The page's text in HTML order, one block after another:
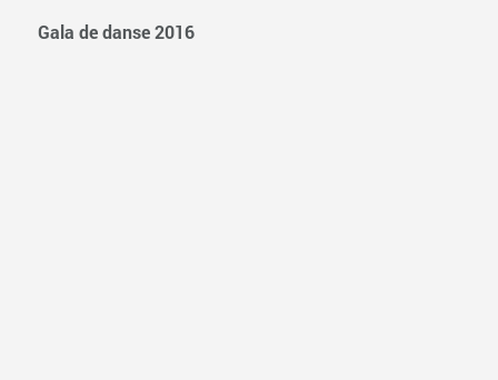
Gala de danse 2016